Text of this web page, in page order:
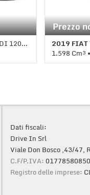
PL-TN
Prezzo
2019 FIAT
1.598 Cm³
Dati fiscali:
Drive In Srl
Viale Don Bosco ,43/47,
C.F/P.IVA:01778580850
Registro delle imprese: